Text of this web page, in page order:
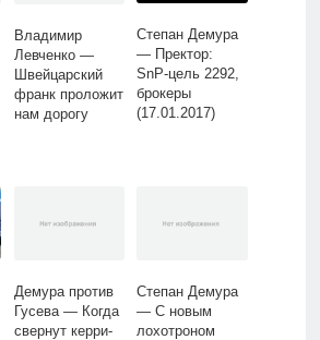
Владимир
Левченко —
Швейцарский
франк проложит
нам дорогу
Степан Демура
— Пректор:
SnP-цель 2292,
брокеры
(17.01.2017)
Демура против
Гусева — Когда
свернут керри-
Степан Демура
— С новым
лохотроном